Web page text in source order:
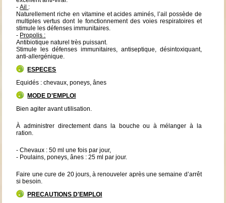
-Ail :
Naturellement riche en vitamine et acides aminés, l’ail possède de
multiples vertus dont le fonctionnement des voies respiratoires et
stimule les défenses immunitaires.
- Propolis :
Antibiotique naturel très puissant.
Stimule les défenses immunitaires, antiseptique, désintoxiquant,
anti-allergénique.
ESPECES
Equidés : chevaux, poneys, ânes
MODE D'EMPLOI
Bien agiter avant utilisation.
À administrer directement dans la bouche ou à mélanger à la
ration.
- Chevaux : 50 ml une fois par jour,
- Poulains, poneys, ânes : 25 ml par jour.
Faire une cure de 20 jours, à renouveler après une semaine d’arrêt
si besoin.
PRECAUTIONS D'EMPLOI